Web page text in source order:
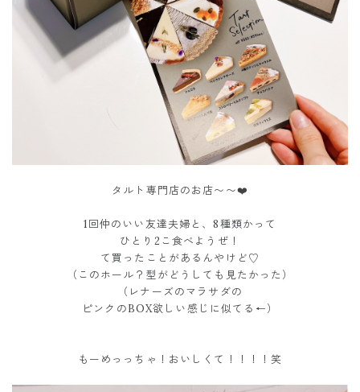
タルト専門店のお店〜〜❤️
1回仲のいい友達夫婦と、8種類かって
ひとり2こ食べようぜ！
て買ったことがあるんやけど♡
（このホール？型がどうしても見たかった）
（レナーズのマラサダの
ピンクのBOX欲しい感じに似てる←）
もーめっっちゃ！おいしくて！！！！笑